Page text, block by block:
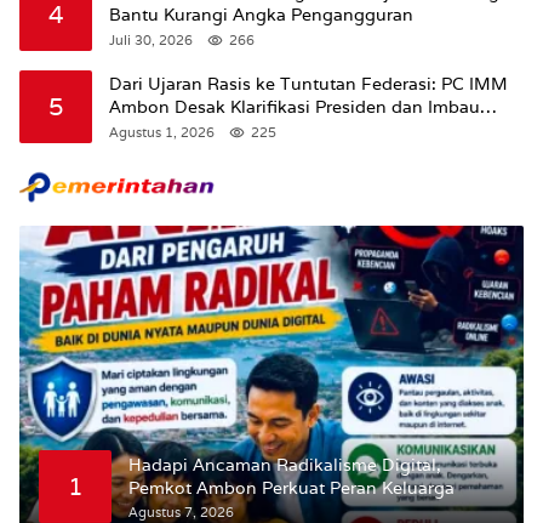
4
Bantu Kurangi Angka Pengangguran
Juli 30, 2026 266
5
Dari Ujaran Rasis ke Tuntutan Federasi: PC IMM
Ambon Desak Klarifikasi Presiden dan Imbau
Tunda Pengibaran Bendera Merah Putih Di
Agustus 1, 2026 225
1
Hadapi Ancaman Radikalisme Digital,
Pemkot Ambon Perkuat Peran Keluarga
Agustus 7, 2026